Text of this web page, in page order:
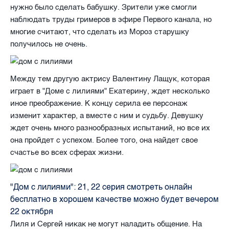
нужно было сделать бабушку. Зрители уже смогли
наблюдать труды гримеров в эфире Первого канала, но
многие считают, что сделать из Мороз старушку
получилось не очень.
Между тем другую актрису Валентину Лащук, которая
играет в "Доме с лилиями" Екатерину, ждет несколько
иное преображение. К концу серила ее персонаж
изменит характер, а вместе с ним и судьбу. Девушку
ждет очень много разнообразных испытаний, но все их
она пройдет с успехом. Более того, она найдет свое
счастье во всех сферах жизни.
"Дом с лилиями": 21, 22 серия смотреть онлайн
бесплатно в хорошем качестве можно будет вечером
22 октября
Лиля и Сергей никак не могут наладить общение. На